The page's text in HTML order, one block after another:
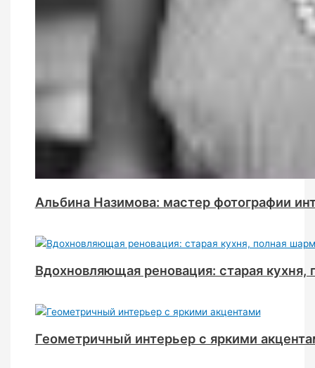
Альбина Назимова: мастер фотографии
Вдохновляющая реновация: старая кухня,
Геометричный интерьер с яркими